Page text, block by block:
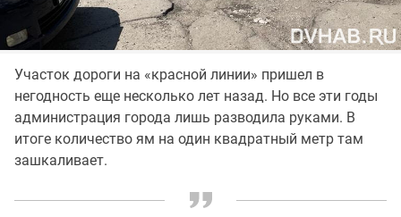
Участок дороги на «красной линии» пришел в
негодность еще несколько лет назад. Но все эти годы
администрация города лишь разводила руками. В
итоге количество ям на один квадратный метр там
зашкаливает.